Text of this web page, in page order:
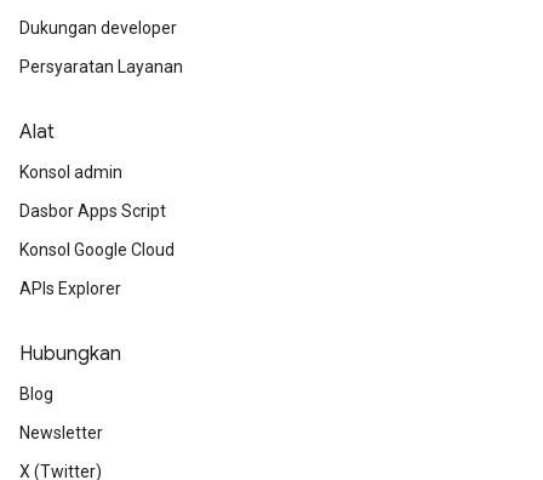
Dukungan developer
Persyaratan Layanan
Alat
Konsol admin
Dasbor Apps Script
Konsol Google Cloud
APIs Explorer
Hubungkan
Blog
Newsletter
X (Twitter)